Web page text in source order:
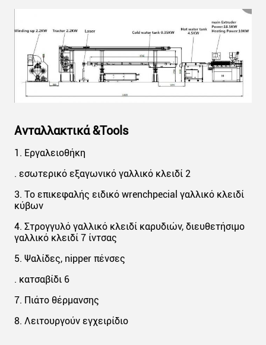
Ανταλλακτικά &Tools
1. Εργαλειοθήκη
. εσωτερικό εξαγωνικό γαλλικό κλειδί 2
3. Το επικεφαλής ειδικό wrenchpecial γαλλικό κλειδί
κύβων
4. Στρογγυλό γαλλικό κλειδί καρυδιών, διευθετήσιμο
γαλλικό κλειδί 7 ίντσας
5. Ψαλίδες, nipper πένσες
. κατσαβίδι 6
7. Πιάτο θέρμανσης
8. Λειτουργούν εγχειρίδιο